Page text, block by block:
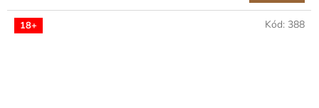
18+ Kód: 388